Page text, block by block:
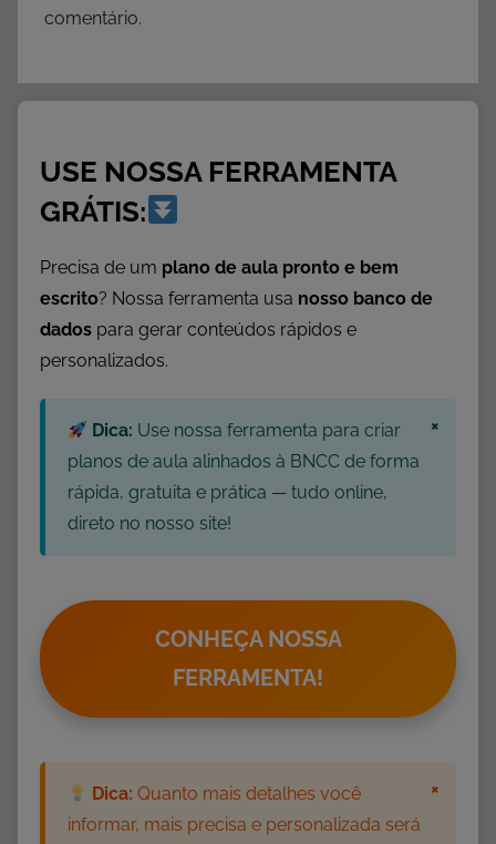
comentário.
USE NOSSA FERRAMENTA
GRÁTIS:
Precisa de um plano de aula pronto e bem
escrito? Nossa ferramenta usa nosso banco de
dados para gerar conteúdos rápidos e
personalizados.
Dica: Use nossa ferramenta para criar
planos de aula alinhados à BNCC de forma
rápida, gratuita e prática — tudo online,
direto no nosso site!
×
CONHEÇA NOSSA
FERRAMENTA!
Dica: Quanto mais detalhes você
informar, mais precisa e personalizada será
×